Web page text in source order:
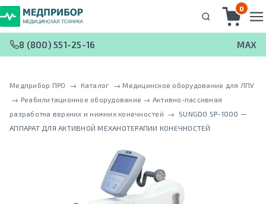
0
8 (800) 551-25-16 MAX
Медприбор ПРО → Каталог → Медицинское оборудование для ЛПУ
→ Реабилитационное оборудование → Активно-пассивная
разработка верхних и нижних конечностей →
SUNGDO SP-1000 —
АППАРАТ ДЛЯ АКТИВНОЙ МЕХАНОТЕРАПИИ КОНЕЧНОСТЕЙ